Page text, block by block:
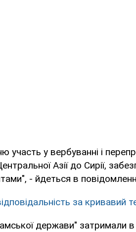
у вербуванні і
Азії до Сирії,
- йдеться в
за кривавий
держави" затримали в